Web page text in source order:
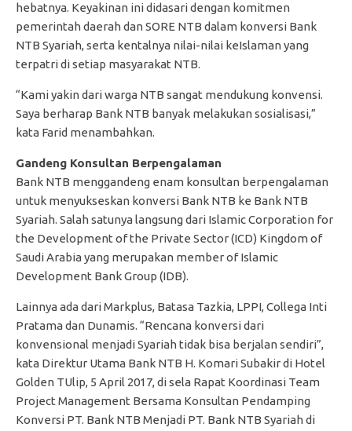
hebatnya. Keyakinan ini didasari dengan komitmen
pemerintah daerah dan SORE NTB dalam konversi Bank
NTB Syariah, serta kentalnya nilai-nilai keIslaman yang
terpatri di setiap masyarakat NTB.
“Kami yakin dari warga NTB sangat mendukung konvensi.
Saya berharap Bank NTB banyak melakukan sosialisasi,”
kata Farid menambahkan.
Gandeng Konsultan Berpengalaman
Bank NTB menggandeng enam konsultan berpengalaman
untuk menyukseskan konversi Bank NTB ke Bank NTB
Syariah. Salah satunya langsung dari Islamic Corporation for
the Development of the Private Sector (ICD) Kingdom of
Saudi Arabia yang merupakan member of Islamic
Development Bank Group (IDB).
Lainnya ada dari Markplus, Batasa Tazkia, LPPI, Collega Inti
Pratama dan Dunamis. “Rencana konversi dari
konvensional menjadi Syariah tidak bisa berjalan sendiri”,
kata Direktur Utama Bank NTB H. Komari Subakir di Hotel
Golden TUlip, 5 April 2017, di sela Rapat Koordinasi Team
Project Management Bersama Konsultan Pendamping
Konversi PT. Bank NTB Menjadi PT. Bank NTB Syariah di